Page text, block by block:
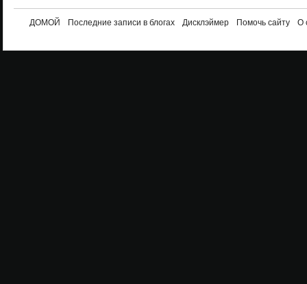
ДОМОЙ Последние записи в блогах Дисклэймер Помочь сайту О